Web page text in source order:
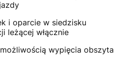
i oparcie w siedzisku
leżącej włącznie
wypięcia obszyta